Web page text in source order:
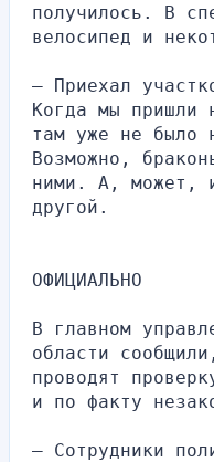
получилось. В
велосипед и
— Приехал
Когда мы пришли
там уже не было
Возможно,
ними. А, может,
другой.
ОФИЦИАЛЬНО
В главном
области
проводят
и по факту
— Сотрудники